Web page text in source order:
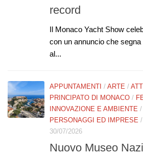
record
Il Monaco Yacht Show
con un annuncio che
al...
APPUNTAMENTI / ARTE /
PRINCIPATO DI MONACO /
INNOVAZIONE E AMBIENTE /
PERSONAGGI ED IMPRESE /
30/07/2026
Nuovo Museo